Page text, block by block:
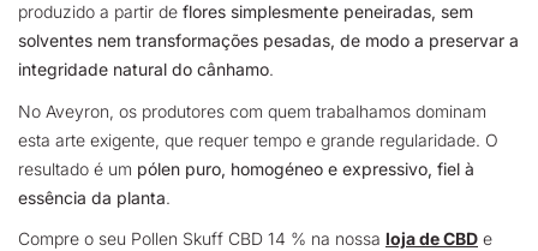
produzido a partir de flores simplesmente peneiradas, sem
solventes nem transformações pesadas, de modo a preservar a
integridade natural do cânhamo.
No Aveyron, os produtores com quem trabalhamos dominam
esta arte exigente, que requer tempo e grande regularidade. O
resultado é um pólen puro, homogéneo e expressivo, fiel à
essência da planta.
Compre o seu Pollen Skuff CBD 14 % na nossa loja de CBD e